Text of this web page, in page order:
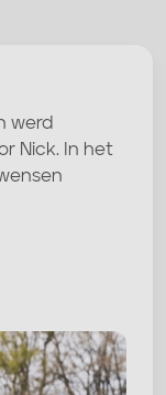
werd
Nick. In het